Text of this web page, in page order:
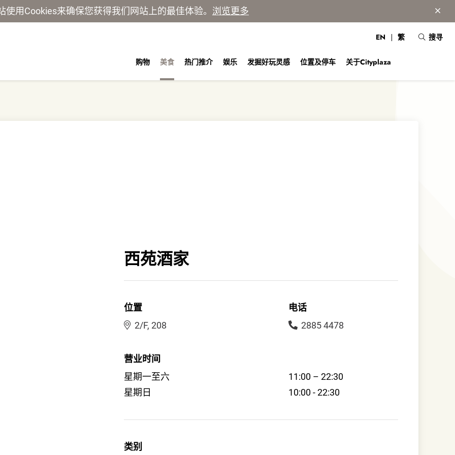
使用Cookies来确保您获得我们网站上的最佳体验。 浏览更多
购物 美食 热门推介 娱乐 发掘好玩灵感 位置及停车 关于Cityplaza
EN 繁 搜寻
西苑酒家
位置
2/F, 208
电话
2885 4478
营业时间
星期一至六
11:00 – 22:30
星期日
10:00 - 22:30
类别